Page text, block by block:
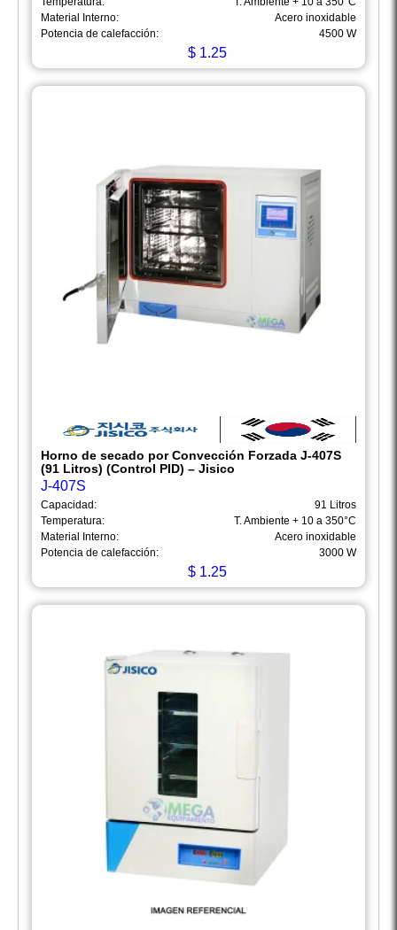
Material Interno:
Acero inoxidable
Potencia de calefacción:
4500 W
$ 1.25
Horno de secado por Convección Forzada J-407S
(91 Litros) (Control PID) – Jisico
J-407S
Capacidad:
91 Litros
Temperatura:
T. Ambiente + 10 a 350°C
Material Interno:
Acero inoxidable
Potencia de calefacción:
3000 W
$ 1.25